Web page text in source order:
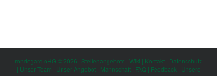
rondogard oHG © 2026 | Stellenangebote | Wiki | Kontakt | Datenschutz
| Unser Team | Unser Angebot| Mannschaft| FAQ| Feedback | Unsere